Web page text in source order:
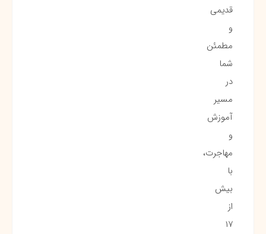
قدیمی
و
مطمئن
شما
در
مسیر
آموزش
و
مهاجرت،
با
بیش
از
۱۷